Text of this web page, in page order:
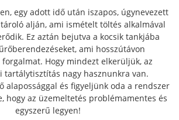
egy adott idő után iszapos, úgynevezett
alján, ami ismételt töltés alkalmával
Ez aztán bejutva a kocsik tankjába
ami hosszútávon
Hogy mindezt elkerüljük, az
tartálytisztítás nagy hasznunkra van.
alapossággal és figyeljünk oda a rendszer
hogy az üzemeltetés problémamentes és
egyszerű legyen!